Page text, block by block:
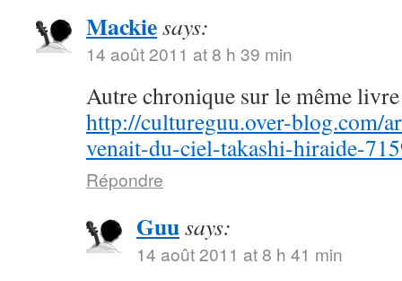
Mackiesays:
14 août 2011 at 8 h 39 min
Autre chronique sur le même
http://cultureguu.over-blog.com/
venait-du-ciel-takashi-hiraide-
Répondre
Guusays:
14 août 2011 at 8 h 41 min